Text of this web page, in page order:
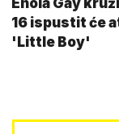
16 ispustit će
'Little Boy'